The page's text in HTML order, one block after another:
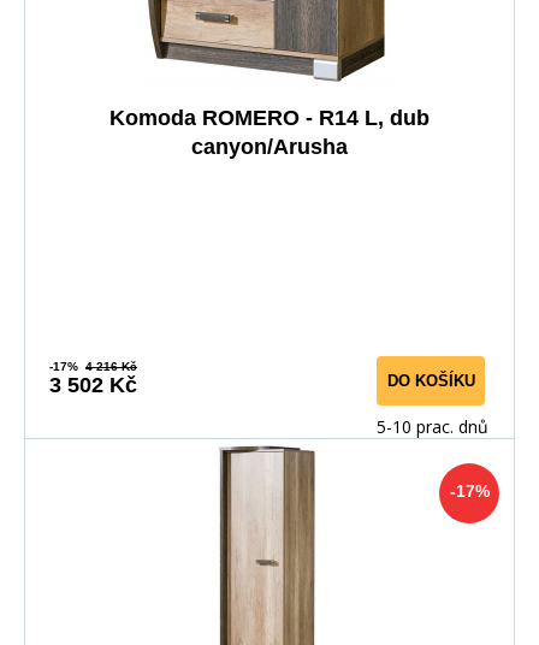
Komoda ROMERO - R14 L, dub
canyon/Arusha
-17% 4 216 Kč
3 502 Kč DO KOŠÍKU
5-10 prac. dnů
-17%